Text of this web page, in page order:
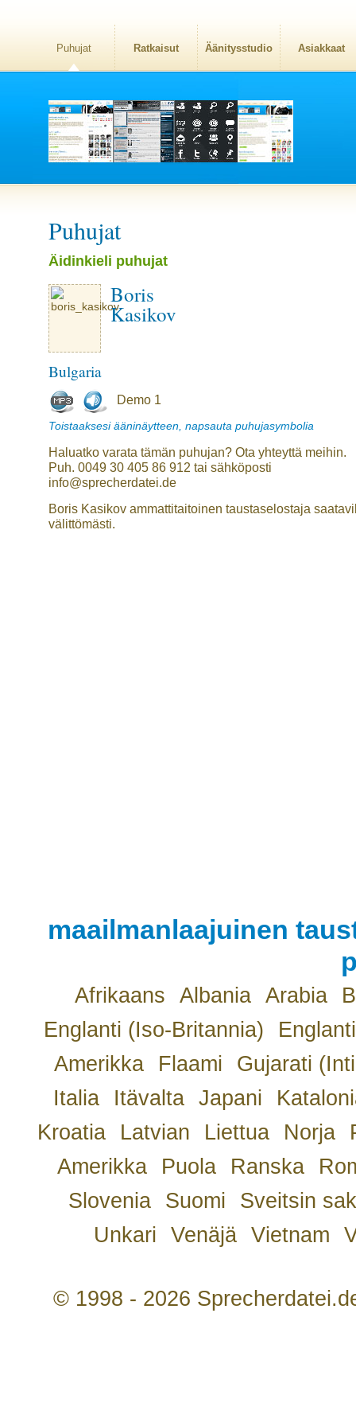
Puhujat Ratkaisut Äänitysstudio Asiakkaat
Puhujat
Äidinkieli puhujat
Boris
Kasikov
Bulgaria
Demo 1
Toistaaksesi ääninäytteen, napsauta puhujasymbolia
Haluatko varata tämän puhujan? Ota yhteyttä meihin.
Puh. 0049 30 405 86 912 tai sähköposti
info@sprecherdatei.de
Boris Kasikov ammattitaitoinen taustaselostaja
välittömästi.
maailmanlaajuinen
Afrikaans Albania Arabia
Englanti (Iso-Britannia)
Amerikka
Flaami
Gujarati
Italia
Itävalta Japani
Kroatia
Latvian Liettua Norja
Amerikka
Puola Ranska
Slovenia
Suomi
Sveitsin
Unkari
Venäjä Vietnam
© 1998 - 2026